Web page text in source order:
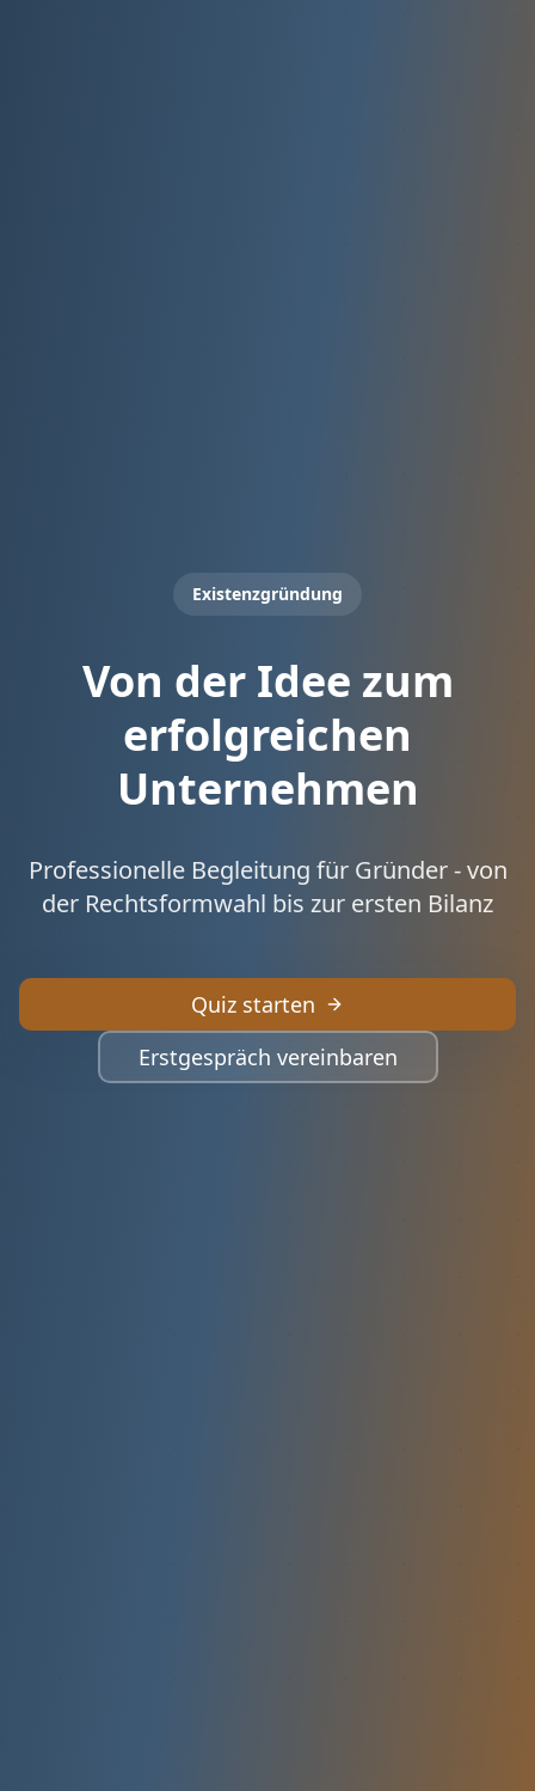
Existenzgründung
Von der Idee zum
erfolgreichen
Unternehmen
Professionelle Begleitung für Gründer - von
der Rechtsformwahl bis zur ersten Bilanz
Quiz starten
Erstgespräch vereinbaren